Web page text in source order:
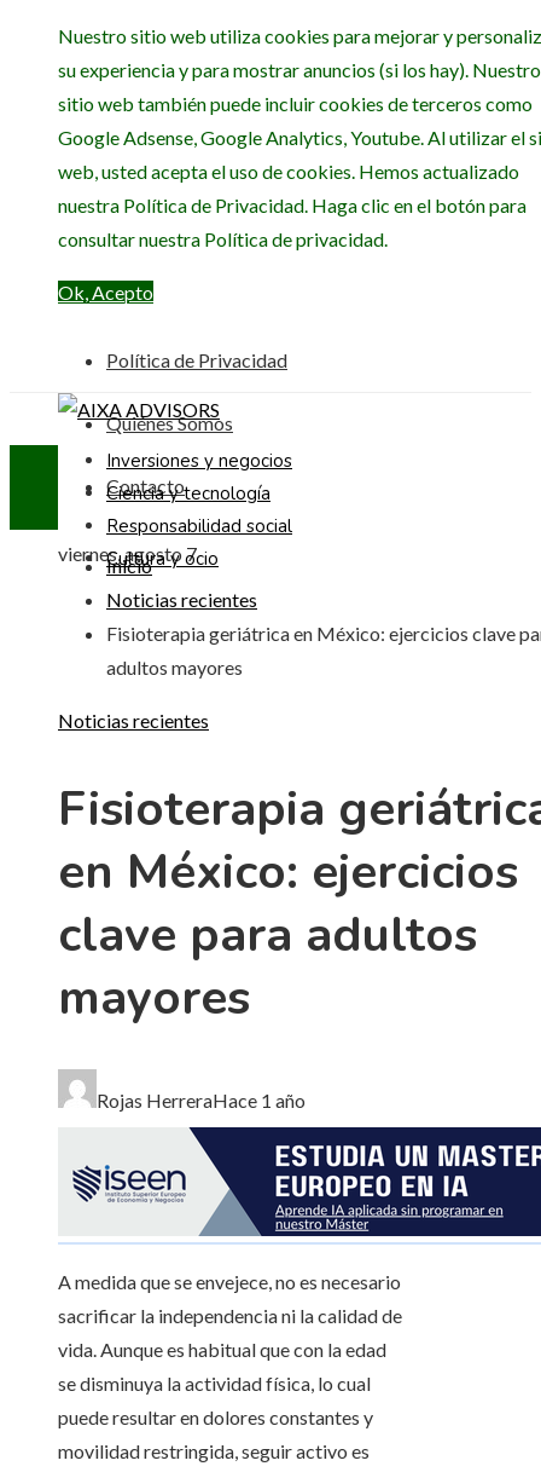
Nuestro sitio web utiliza cookies para mejorar y
su experiencia y para mostrar anuncios (si los hay). Nuestro
sitio web también puede incluir cookies de terceros como
Google Adsense, Google Analytics, Youtube. Al utilizar el
web, usted acepta el uso de cookies. Hemos actualizado
nuestra Política de Privacidad. Haga clic en el botón para
consultar nuestra Política de privacidad.
Ok, Acepto
Política de Privacidad
Quiénes Somos
Contacto
viernes, agosto 7
Inversiones y negocios
Ciencia y tecnología
Responsabilidad social
Cultura y ocio
Inicio
Noticias recientes
Fisioterapia geriátrica en México: ejercicios clave
adultos mayores
Noticias recientes
Fisioterapia
en México: ejercicios
clave para adultos
mayores
Rojas HerreraHace 1 año
A medida que se envejece, no es necesario
sacrificar la independencia ni la calidad de
vida. Aunque es habitual que con la edad
se disminuya la actividad física, lo cual
puede resultar en dolores constantes y
movilidad restringida, seguir activo es